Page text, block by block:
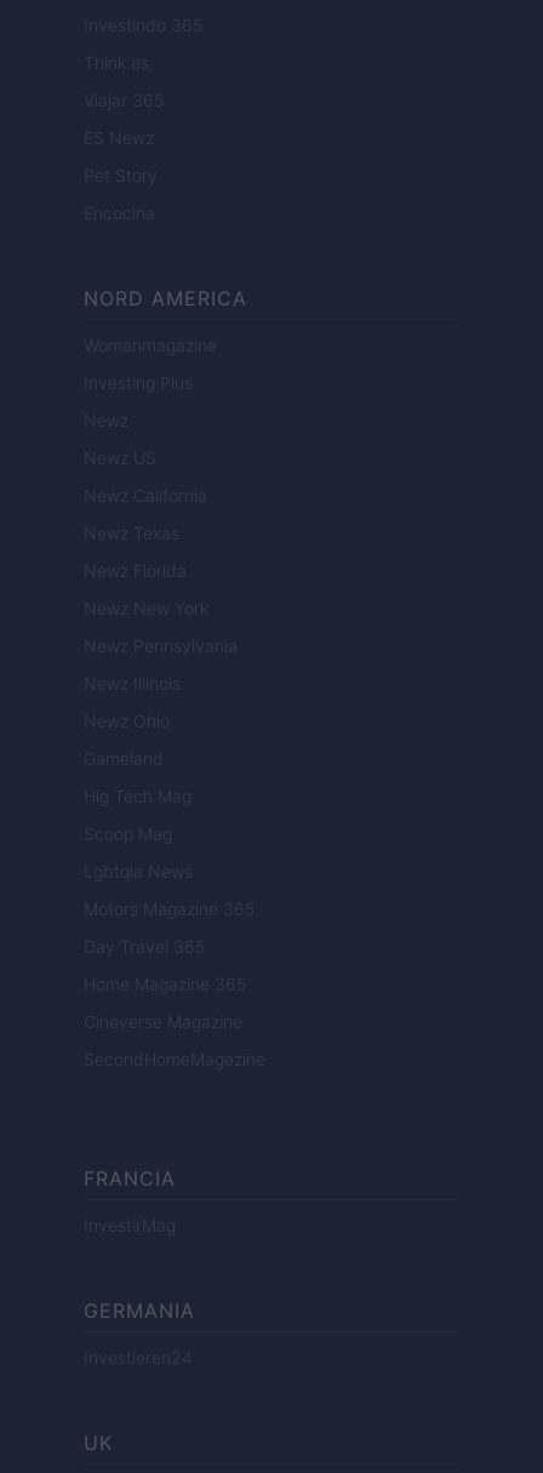
Investindo 365
Think.es
Viajar 365
ES Newz
Pet Story
Encocina
NORD AMERICA
Womanmagazine
Investing Plus
Newz
Newz US
Newz California
Newz Texas
Newz Florida
Newz New York
Newz Pennsylvania
Newz Illinois
Newz Ohio
Gameland
Hig Tech Mag
Scoop Mag
Lgbtqia News
Motors Magazine 365
Day Travel 365
Home Magazine 365
Cineverse Magazine
SecondHomeMagazine
FRANCIA
InvestirMag
GERMANIA
Investieren24
UK